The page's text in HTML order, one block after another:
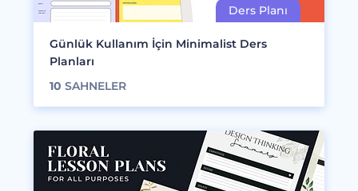
Günlük Kullanım İçin Minimalist Ders
Planları
10 SAHNELER